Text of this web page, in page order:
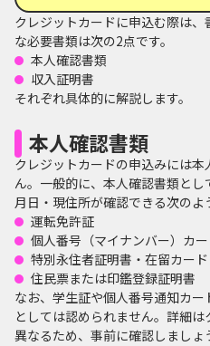
クレジットカードに申込む際は
な必要書類は次の2点です。
本人確認書類
収入証明書
それぞれ具体的に解説します。
本人確認書類
クレジットカードの申込みには
ん。一般的に、本人確認書類と
月日・現住所が確認できる次のよ
運転免許証
個人番号（マイナンバー）カー
特別永住者証明書・在留カード
住民票または印鑑登録証明書
なお、学生証や個人番号通知カ
としては認められません。詳細
異なるため、事前に確認しましょ